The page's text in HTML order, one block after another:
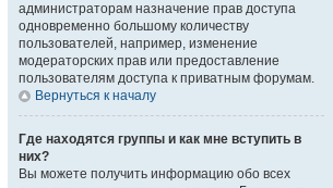
администраторам назначение прав доступа
одновременно большому количеству
пользователей, например, изменение
модераторских прав или предоставление
пользователям доступа к приватным форумам.
Вернуться к началу
Где находятся группы и как мне вступить в
них?
Вы можете получить информацию обо всех